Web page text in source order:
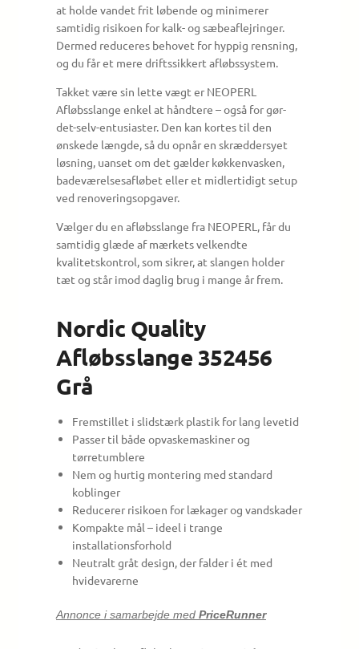
at holde vandet frit løbende og minimerer
samtidig risikoen for kalk- og sæbeaflejringer.
Dermed reduceres behovet for hyppig rensning,
og du får et mere driftssikkert afløbssystem.
Takket være sin lette vægt er NEOPERL
Afløbsslange enkel at håndtere – også for gør-
det-selv-entusiaster. Den kan kortes til den
ønskede længde, så du opnår en skræddersyet
løsning, uanset om det gælder køkkenvasken,
badeværelsesafløbet eller et midlertidigt setup
ved renoveringsopgaver.
Vælger du en afløbsslange fra NEOPERL, får du
samtidig glæde af mærkets velkendte
kvalitetskontrol, som sikrer, at slangen holder
tæt og står imod daglig brug i mange år frem.
Nordic Quality
Afløbsslange 352456
Grå
Fremstillet i slidstærk plastik for lang levetid
Passer til både opvaskemaskiner og
tørretumblere
Nem og hurtig montering med standard
koblinger
Reducerer risikoen for lækager og vandskader
Kompakte mål – ideel i trange
installationsforhold
Neutralt gråt design, der falder i ét med
hvidevarerne
Annonce i samarbejde med PriceRunner